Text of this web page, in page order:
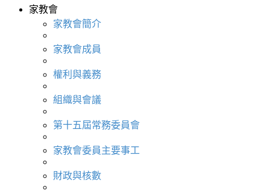
家教會
家教會簡介
家教會成員
權利與義務
組織與會議
第十五屆常務委員會
家教會委員主要事工
財政與核數